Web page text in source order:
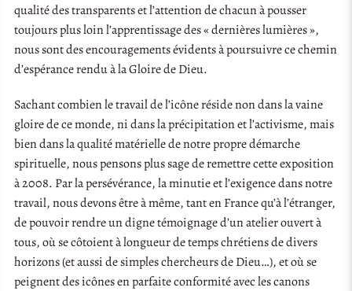
qualité des transparents et l’attention de chacun à pousser
toujours plus loin l’apprentissage des « dernières lumières »,
nous sont des encouragements évidents à poursuivre ce chemin
d’espérance rendu à la Gloire de Dieu.
Sachant combien le travail de l’icône réside non dans la vaine
gloire de ce monde, ni dans la précipitation et l’activisme, mais
bien dans la qualité matérielle de notre propre démarche
spirituelle, nous pensons plus sage de remettre cette exposition
à 2008. Par la persévérance, la minutie et l’exigence dans notre
travail, nous devons être à même, tant en France qu’à l’étranger,
de pouvoir rendre un digne témoignage d’un atelier ouvert à
tous, où se côtoient à longueur de temps chrétiens de divers
horizons (et aussi de simples chercheurs de Dieu…), et où se
peignent des icônes en parfaite conformité avec les canons